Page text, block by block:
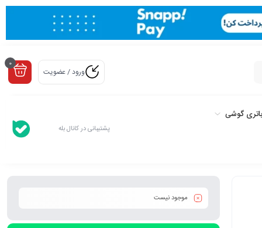
ورود / عضویت
0
باتری گوشی
پشتیبانی در کانال بله
موجود نیست